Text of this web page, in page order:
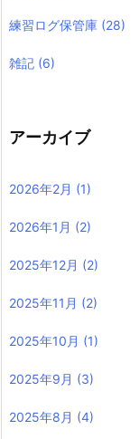
練習ログ保管庫 (28)
雑記 (6)
アーカイブ
2026年2月 (1)
2026年1月 (2)
2025年12月 (2)
2025年11月 (2)
2025年10月 (1)
2025年9月 (3)
2025年8月 (4)